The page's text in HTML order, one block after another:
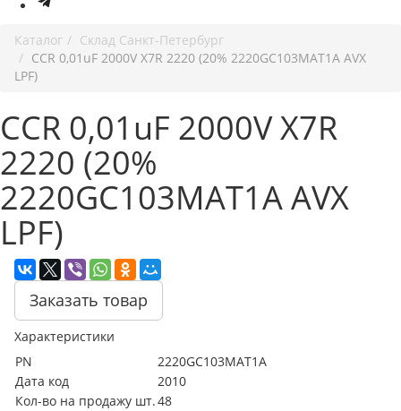
Каталог
Cклад Санкт-Петербург
CCR 0,01uF 2000V X7R 2220 (20% 2220GC103MAT1A AVX
LPF)
CCR 0,01uF 2000V X7R
2220 (20%
2220GC103MAT1A AVX
LPF)
Заказать товар
Характеристики
PN
2220GC103MAT1A
Дата код
2010
Кол-во на продажу шт.48